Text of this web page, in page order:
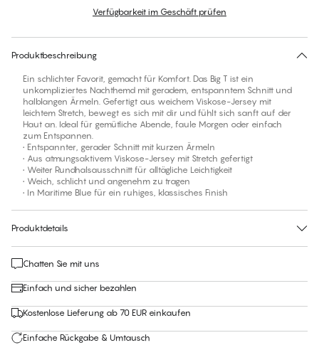
Für diesen Artikel gibt es keine empfohlene Größe
Verfügbarkeit im Geschäft prüfen
Produktbeschreibung
Ein schlichter Favorit, gemacht für Komfort. Das Big T ist ein
unkompliziertes Nachthemd mit geradem, entspanntem Schnitt und
halblangen Ärmeln. Gefertigt aus weichem Viskose-Jersey mit
leichtem Stretch, bewegt es sich mit dir und fühlt sich sanft auf der
Haut an. Ideal für gemütliche Abende, faule Morgen oder einfach
zum Entspannen.
• Entspannter, gerader Schnitt mit kurzen Ärmeln
• Aus atmungsaktivem Viskose-Jersey mit Stretch gefertigt
• Weiter Rundhalsausschnitt für alltägliche Leichtigkeit
• Weich, schlicht und angenehm zu tragen
• In Maritime Blue für ein ruhiges, klassisches Finish
Produktdetails
Chatten Sie mit uns
Einfach und sicher bezahlen
Kostenlose Lieferung ab 70 EUR einkaufen
Einfache Rückgabe & Umtausch